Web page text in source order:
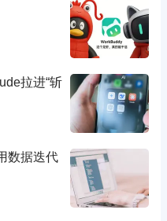
拉进“斩
数据迭代